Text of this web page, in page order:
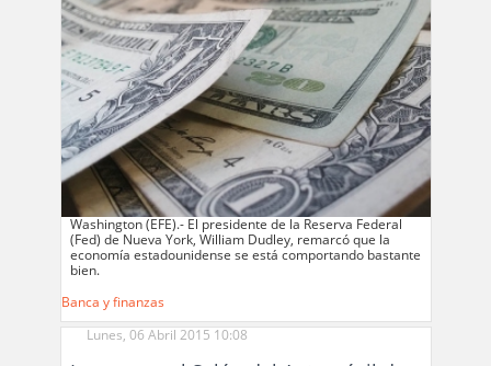
Washington (EFE).- El presidente de la Reserva Federal
(Fed) de Nueva York, William Dudley, remarcó que la
economía estadounidense se está comportando bastante
bien.
Banca y finanzas
Lunes, 06 Abril 2015 10:08